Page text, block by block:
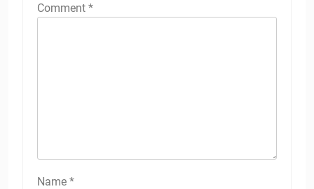
Comment *
Name *